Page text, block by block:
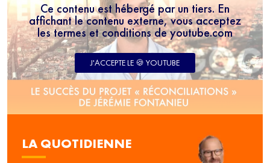
Ce contenu est hébergé par un tiers. En
affichant le contenu externe, vous acceptez
les termes et conditions de youtube.com
J'ACCEPTE LE 🍪 YOUTUBE
LA QUOTIDIENNE